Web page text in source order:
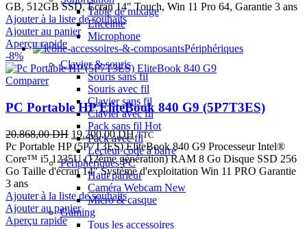
Table de mixage
Enceinte
Microphone
Périphériques
Clavier & souris
Souris sans fil
Souris avec fil
Clavier sans fil
Clavier avec fil
Pack sans fil Hot
Pack avec fil
Lecteur code à barre
Périphériques PC
Haut parleur
Caméra Webcam New
Micro & casque
Gaming
Tous les accessoires
était :
30.708,00 DH.
est :
26.680,00 DH.
GB, 512GB SSD, Ecran 14″ Touch, Win 11 Pro 64, Garantie 3 ans
Ajouter à la liste de souhaits
Ajouter au panier
Aperçu rapide
-8%
Comparer
PC Portable HP EliteBook 840 G9 (5P7T3ES)
20.868,00DH Le
prix
initial
était :
20.868,00 DH.
19.200,00DHLe
prix
actuel
est :
19.200,00 DH.
TTC
Pc Portable HP (5P7T3ES) EliteBook 840 G9 Processeur Intel®
Core™ i5 1235U (12ème génération) RAM 8 Go Disque SSD 256
Go Taille d'écran 14" Système d'exploitation Win 11 PRO Garantie
3 ans
Ajouter à la liste de souhaits
Ajouter au panier
Aperçu rapide